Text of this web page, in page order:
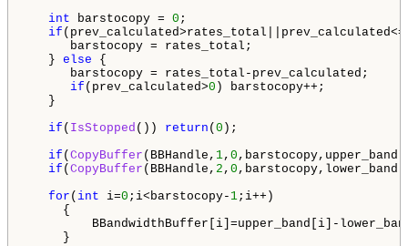
int barstocopy = 0 ;
if (prev_calculated>rates_total||prev_calculated<=
barstocopy = rates_total;
} else {
barstocopy = rates_total-prev_calculated;
if (prev_calculated>0 ) barstocopy++;
}
if ( IsStopped ()) return ( 0 );
if ( CopyBuffer (BBHandle, 1, 0 ,barstocopy,upper_band)
if ( CopyBuffer (BBHandle, 2 , 0 ,barstocopy,lower_band)
for ( int i=0 ;i<barstocopy- 1;i++)
{
BBandwidthBuffer[i]=upper_band[i]-
}